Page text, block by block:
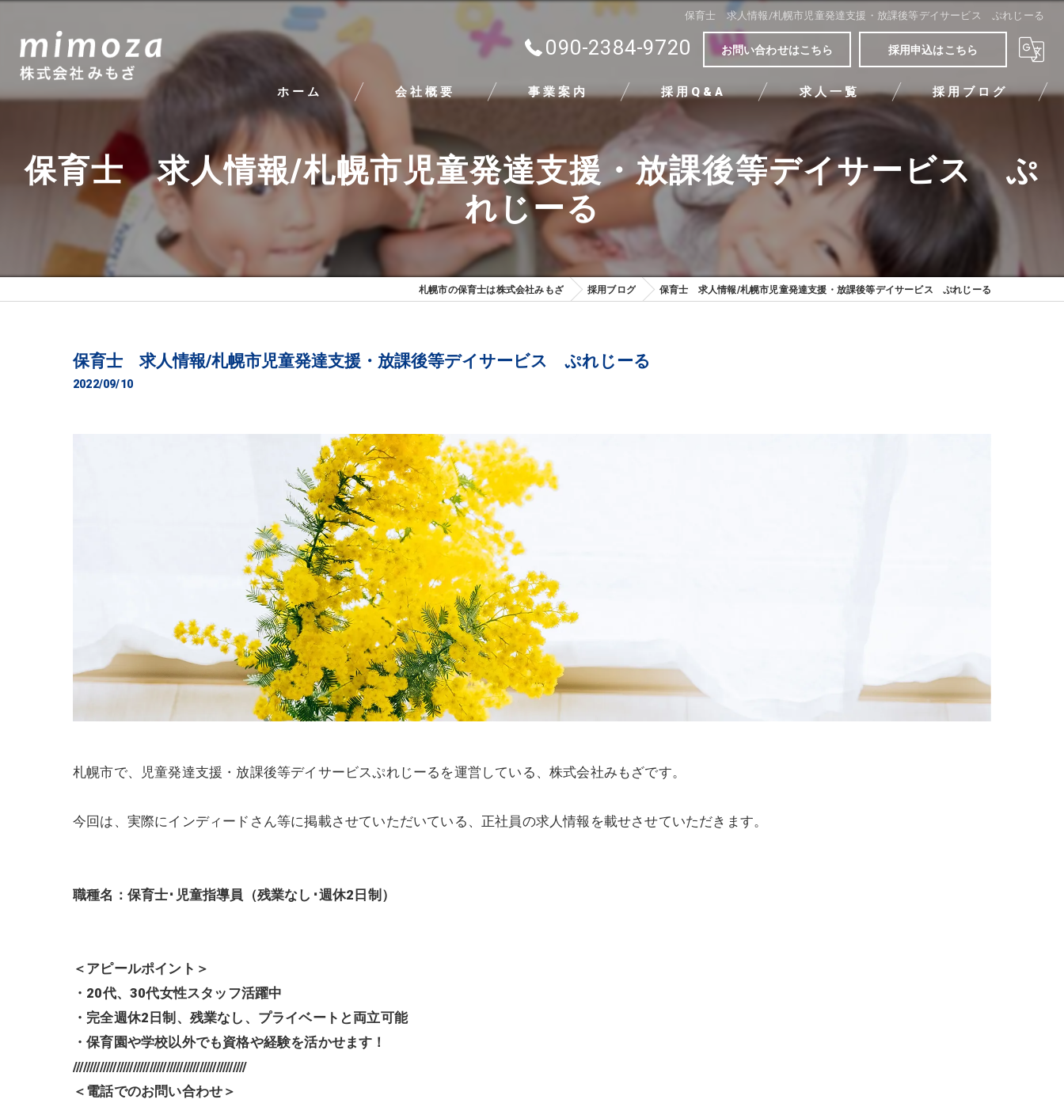
保育士 求人情報/札幌市児童発達支援・放課後等デイサービス ぷれじーる
090-2384-9720 お問い合わせはこちら 採用申込はこちら
ホーム 会社概要
代表挨拶
ビジョン
求める人物像
事業案内 採用Q&A 求人一覧 採用ブログ
保育士 求人情報/札幌市児童発達支援・放課後等デイサービス ぷ
れじーる
札幌市の保育士は株式会社みもざ 採用ブログ 保育士 求人情報/札幌市児童発達支援・放課後等デイサービス ぷれじーる
保育士 求人情報/札幌市児童発達支援・放課後等デイサービス ぷれじーる
2022/09/10
札幌市で、児童発達支援・放課後等デイサービスぷれじーるを運営している、株式会社みもざです。
今回は、実際にインディードさん等に掲載させていただいている、正社員の求人情報を載せさせていただきます。
職種名：保育士･児童指導員（残業なし･週休2日制）
＜アピールポイント＞
・20代、30代女性スタッフ活躍中
・完全週休2日制、残業なし、プライベートと両立可能
・保育園や学校以外でも資格や経験を活かせます！
////////////////////////////////////////////////////
＜電話でのお問い合わせ＞